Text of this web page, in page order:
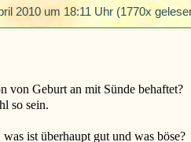
2010 um 18:11 Uhr (1770x
von Geburt an mit Sünde behaftet?
so sein.
ist überhaupt gut und was böse?